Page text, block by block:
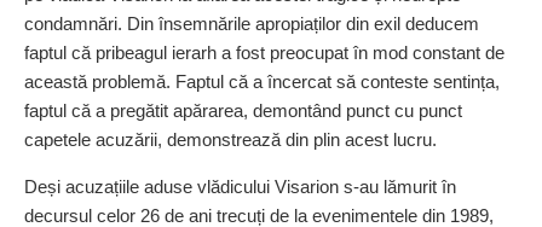
condamnări. Din însemnările apropiaților din exil deducem
faptul că pribeagul ierarh a fost preocupat în mod constant de
această problemă. Faptul că a încercat să conteste sentința,
faptul că a pregătit apărarea, demontând punct cu punct
capetele acuzării, demon­strează din plin acest lucru.
Deși acuzațiile aduse vlădicului Visarion s-au lămurit în
decursul celor 26 de ani trecuți de la evenimentele din 1989,